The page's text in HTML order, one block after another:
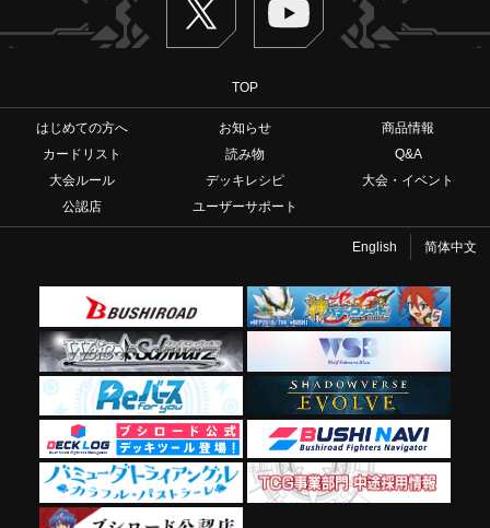
TOP
はじめての方へ お知らせ
商品情報
カードリスト
読み物
Q&A
大会ルール
デッキレシピ
大会・イベント
公認店
ユーザーサポート
English 简体中文